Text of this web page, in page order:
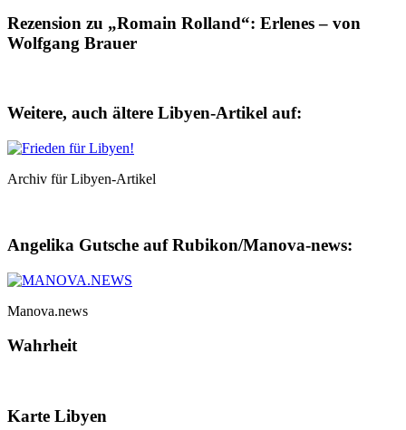
Rezension zu „Romain Rolland“: Erlenes – von
Wolfgang Brauer
Weitere, auch ältere Libyen-Artikel auf:
Archiv für Libyen-Artikel
Angelika Gutsche auf Rubikon/Manova-news:
Manova.news
Wahrheit
Karte Libyen